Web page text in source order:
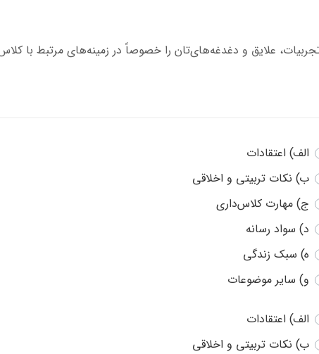
تجربیات، علایق و دغدغه‌های‌تان را خصوصاً در زمینه‌های مرتبط با
الف) اعتقادات
ب) نکات تربیتی و اخلاقی
ج) مهارت کلاس‌داری
د) سواد رسانه
ه) سبک زندگی
و) سایر موضوعات
الف) اعتقادات
ب) نکات تربیتی و اخلاقی